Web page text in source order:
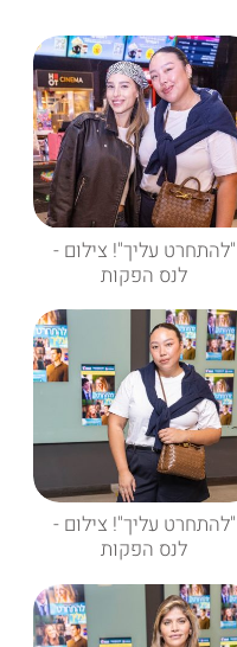
"להתחרט עליך"! צילום -
לנס הפקות
"להתחרט עליך"! צילום -
לנס הפקות